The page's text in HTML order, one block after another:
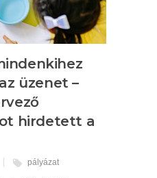
üzenet –
hirdetett a
pályázat